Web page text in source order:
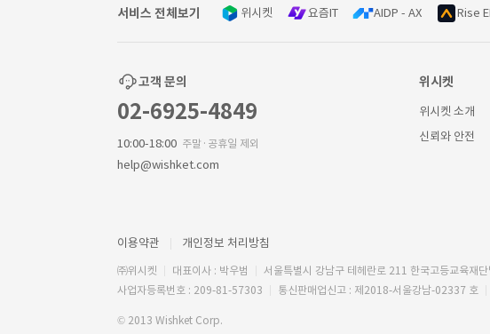
서비스 전체보기 위시켓 요즘IT AIDP - AX Rise
고객 문의
02-6925-4849
10:00-18:00 주말·공휴일 제외
help@wishket.com
위시켓
위시켓 소개
신뢰와 안전
이용약관 개인정보 처리방침
㈜위시켓 대표이사 : 박우범
서울특별시 강남구 테헤란로 211 한국고등교육재
사업자등록번호 : 209-81-57303
통신판매업신고 : 제2018-서울강남-02337 호
© 2013 Wishket Corp.